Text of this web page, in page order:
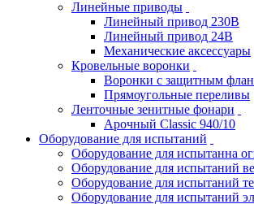
Линейные приводы
Линейный привод 230В
Линейный привод 24В
Механические аксессуары
Кровельные воронки
Воронки с защитным
Прямоугольные переливы
Ленточные зенитные фонари
Арочный Classic 940/10
Оборудование для испытаний
Оборудование для испытанна
Оборудование для испытаний
Оборудование для испытаний
Оборудование для испытаний